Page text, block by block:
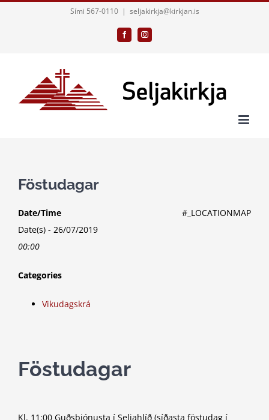
Sími 567-0110 | seljakirkja@kirkjan.is
FacebookInstagram
Föstudagar
#_LOCATIONMAP
Date/Time
Date(s) - 26/07/2019
00:00
Categories
Vikudagskrá
Föstudagar
Kl. 11:00 Guðsþjónusta í Seljahlíð (síðasta föstudag í